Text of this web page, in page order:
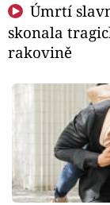
Úmrtí
skonala
rakovině